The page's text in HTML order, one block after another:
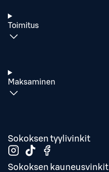
Toimitus
Maksaminen
Sokoksen tyylivinkit
Sokoksen kauneusvinkit